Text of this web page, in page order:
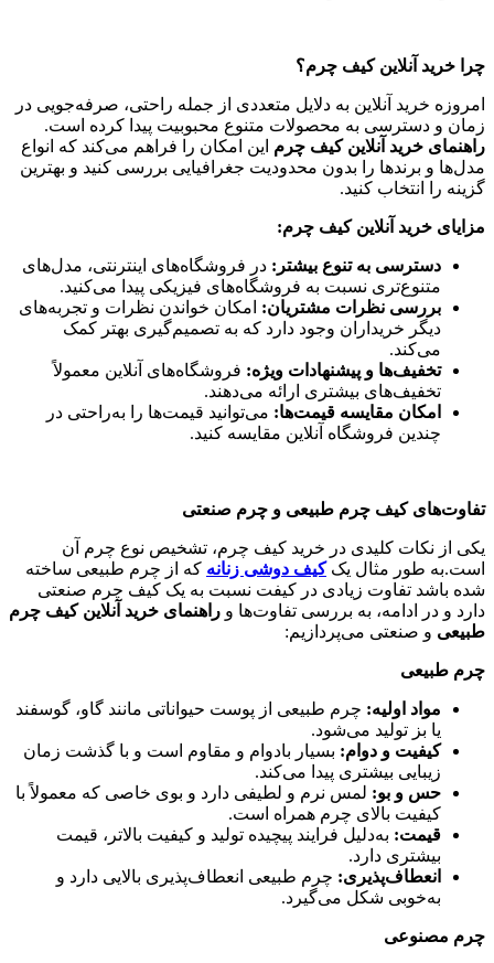
چرا خرید آنلاین کیف چرم؟
امروزه خرید آنلاین به دلایل متعددی از جمله راحتی، صرفه‌جویی در
زمان و دسترسی به محصولات متنوع محبوبیت پیدا کرده است.
راهنمای خرید آنلاین کیف چرم این امکان را فراهم می‌کند که انواع
مدل‌ها و برندها را بدون محدودیت جغرافیایی بررسی کنید و بهترین
گزینه را انتخاب کنید.
مزایای خرید آنلاین کیف چرم:
دسترسی به تنوع بیشتر : در فروشگاه‌های اینترنتی، مدل‌های
متنوع‌تری نسبت به فروشگاه‌های فیزیکی پیدا می‌کنید.
بررسی نظرات مشتریان: امکان خواندن نظرات و تجربه‌های
دیگر خریداران وجود دارد که به تصمیم‌گیری بهتر کمک
می‌کند.
تخفیف‌ها و پیشنهادات ویژه: فروشگاه‌های آنلاین معمولاً
تخفیف‌های بیشتری ارائه می‌دهند.
امکان مقایسه قیمت‌ها: می‌توانید قیمت‌ها را به‌راحتی در
چندین فروشگاه آنلاین مقایسه کنید.
تفاوت‌های کیف چرم طبیعی و چرم صنعتی
یکی از نکات کلیدی در خرید کیف چرم، تشخیص نوع چرم آن
است.به طور مثال یککیف دوشی زنانه که از چرم طبیعی ساخته
شده باشد تفاوت زیادی در کیفت نسبت به یک کیف چرم صنعتی
دارد و در ادامه، به بررسی تفاوت‌ها و راهنمای خرید آنلاین کیف چرم
طبیعی و صنعتی می‌پردازیم:
چرم طبیعی
مواد اولیه: چرم طبیعی از پوست حیواناتی مانند گاو، گوسفند
یا بز تولید می‌شود.
کیفیت و دوام: بسیار بادوام و مقاوم است و با گذشت زمان
زیبایی بیشتری پیدا می‌کند.
حس و بو: لمس نرم و لطیفی دارد و بوی خاصی که معمولاً با
کیفیت بالای چرم همراه است.
قیمت: به‌دلیل فرایند پیچیده تولید و کیفیت بالاتر، قیمت
بیشتری دارد.
انعطاف‌پذیری: چرم طبیعی انعطاف‌پذیری بالایی دارد و
به‌خوبی شکل می‌گیرد.
چرم مصنوعی